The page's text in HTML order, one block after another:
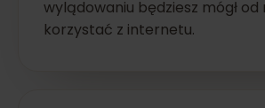
wylądowaniu będziesz mógł od
korzystać z internetu.